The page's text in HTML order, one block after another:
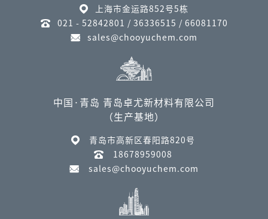
上海市金运路852号5栋
021 - 52842801 / 36336515 / 66081170
sales@chooyuchem.com
中国·青岛 青岛卓尤新材料有限公司
（生产基地）
青岛市高新区春阳路820号
18678959008
sales@chooyuchem.com